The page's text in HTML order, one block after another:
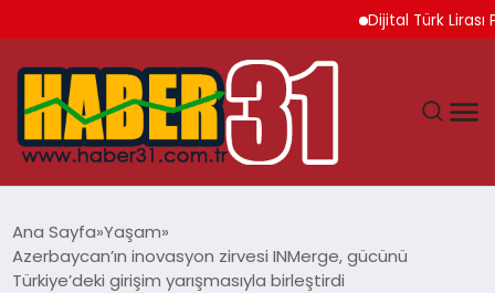
Dijital Türk Lirası
HATAY
Ana Sayfa Yaşam
Azerbaycan’ın inovasyon zirvesi INMerge, gücünü
Türkiye’deki girişim yarışmasıyla birleştirdi